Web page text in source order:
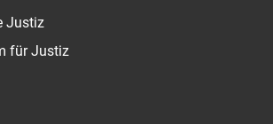
Justiz
für Justiz